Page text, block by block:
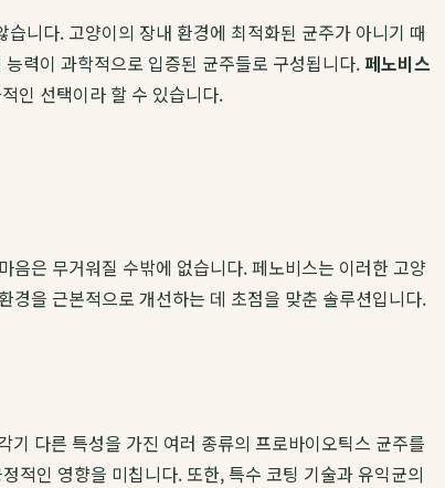
니다. 고양이의 장내 환경에 최적화된 균주가 아니기 때
력이 과학적으로 입증된 균주들로 구성됩니다. 페노비스
인 선택이라 할 수 있습니다.
음은 무거워질 수밖에 없습니다. 페노비스는 이러한 고양
경을 근본적으로 개선하는 데 초점을 맞춘 솔루션입니다.
기 다른 특성을 가진 여러 종류의 프로바이오틱스 균주를
적인 영향을 미칩니다. 또한, 특수 코팅 기술과 유익균의